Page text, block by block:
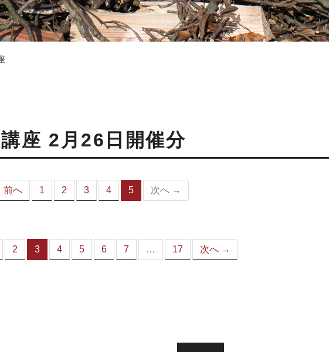
座 2月26日開催分
前へ 1 2 3 4 5
（こ
次へ →
2 3
（こ
4 5 6 7 … 17 次へ →